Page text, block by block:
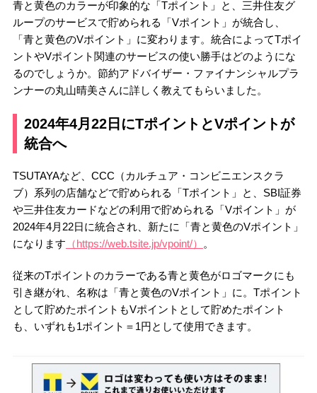
青と黄色のカラーが印象的な「Tポイント」と、三井住友グ
ループのサービスで貯められる「Vポイント」が統合し、
「青と黄色のVポイント」に変わります。統合によってTポイ
ントやVポイント関連のサービスの使い勝手はどのようにな
るのでしょうか。節約アドバイザー・ファイナンシャルプラ
ンナーの丸山晴美さんに詳しく教えてもらいました。
2024年4月22日にTポイントとVポイントが
統合へ
TSUTAYAなど、CCC（カルチュア・コンビニエンスクラ
ブ）系列の店舗などで貯められる「Tポイント」と、SBI証券
や三井住友カードなどの利用で貯められる「Vポイント」が
2024年4月22日に統合され、新たに「青と黄色のVポイント」
になります （https://web.tsite.jp/vpoint/） 。
従来のTポイントのカラーである青と黄色がロゴマークにも
引き継がれ、名称は「青と黄色のVポイント」に。Tポイント
として貯めたポイントもVポイントとして貯めたポイント
も、いずれも1ポイント＝1円として使用できます。